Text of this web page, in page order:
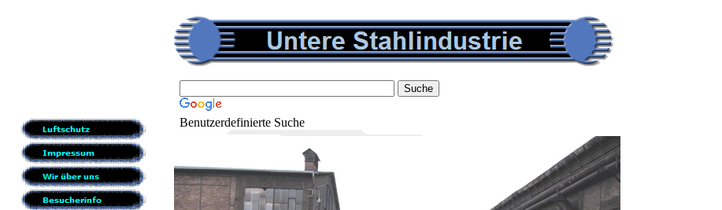
Benutzerdefinierte Suche